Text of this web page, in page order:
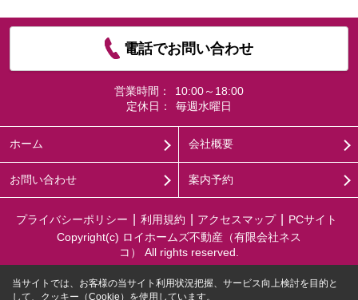
電話でお問い合わせ
営業時間：
10:00～18:00
定休日：
毎週水曜日
ホーム 会社概要
お問い合わせ 案内予約
プライバシーポリシー 利用規約 アクセスマップ
PCサイト
Copyright(c) ロイホームズ不動産（有限会社ネス
コ） All rights reserved.
当サイトでは、お客様の当サイト利用状況把握、サービス向上検討を目的と
して、クッキー（Cookie）を使用しています。